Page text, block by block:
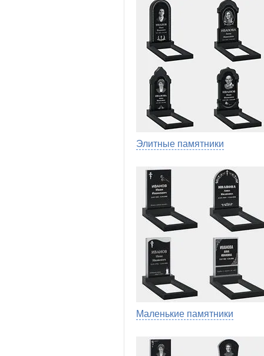
Элитные памятники
Маленькие памятники